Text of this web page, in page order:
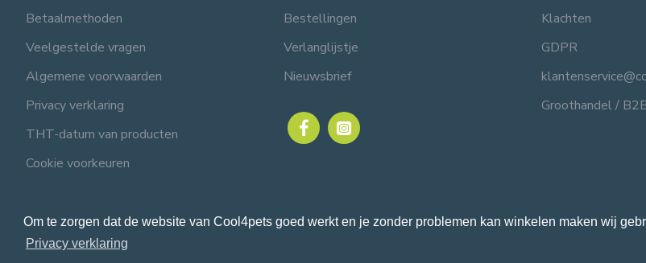
Om te zorgen dat de website van Cool4pets goed werkt en je zonder problemen kan winkelen maken wij
Privacy verklaring
Betaalmethoden
Veelgestelde vragen
Algemene voorwaarden
Privacy verklaring
THT-datum van producten
Cookie voorkeuren
Bestellingen
Verlanglijstje
Nieuwsbrief
Klachten
GDPR
Groothandel /
© 2024 Cool4pets BV, alle rechten voorbehouden.